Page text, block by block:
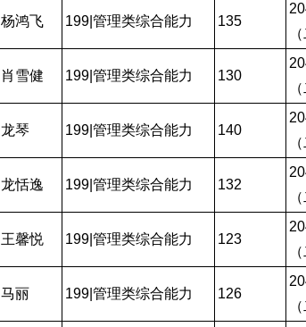
杨鸿飞 199|管理类综合能力 135
肖雪健 199|管理类综合能力 130
龙琴 199|管理类综合能力 140
龙恬逸 199|管理类综合能力 132
王馨悦 199|管理类综合能力 123
马丽 199|管理类综合能力 126